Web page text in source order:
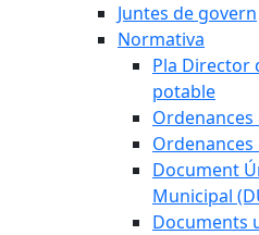
Juntes de govern
Normativa
Pla Director
potable
Ordenances
Document
Municipal
Documents